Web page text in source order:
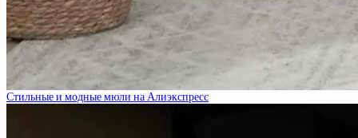
Стильные и модные мюли на Алиэкспресс